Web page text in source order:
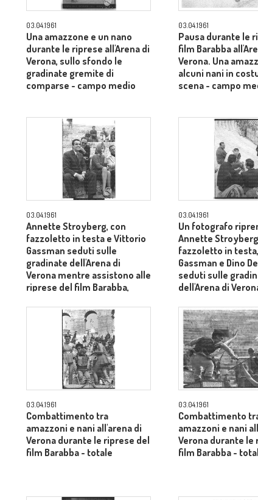
03.04.1961
Una amazzone e un nano
durante le riprese all'Arena di
Verona, sullo sfondo le
gradinate gremite di
comparse - campo medio
03.04.1961
Pausa durante le
film Barabba
Verona. Una
alcuni nani in
scena - campo
03.04.1961
Annette Stroyberg, con
fazzoletto in testa e Vittorio
Gassman seduti sulle
gradinate dell'Arena di
Verona mentre assistono alle
riprese del film Barabba,
Laurentiis - totale
03.04.1961
Un fotografo
Annette
fazzoletto in
Gassman e Dino
seduti sulle
dell'Arena di
03.04.1961
Combattimento tra
amazzoni e nani all'arena di
Verona durante le riprese del
film Barabba - totale
03.04.1961
Combattimento
amazzoni e nani
Verona durante le
film Barabba -